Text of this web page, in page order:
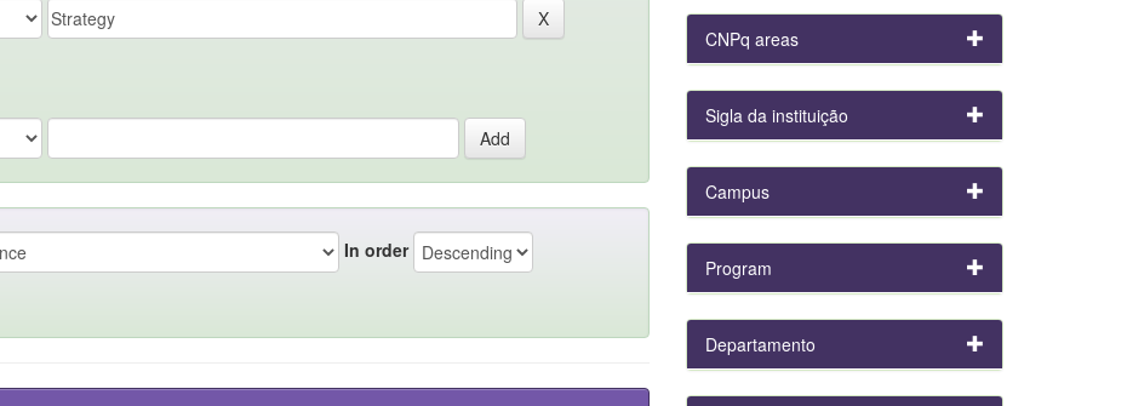
In order
CNPq areas
Sigla da instituição
Campus
Program
Departamento